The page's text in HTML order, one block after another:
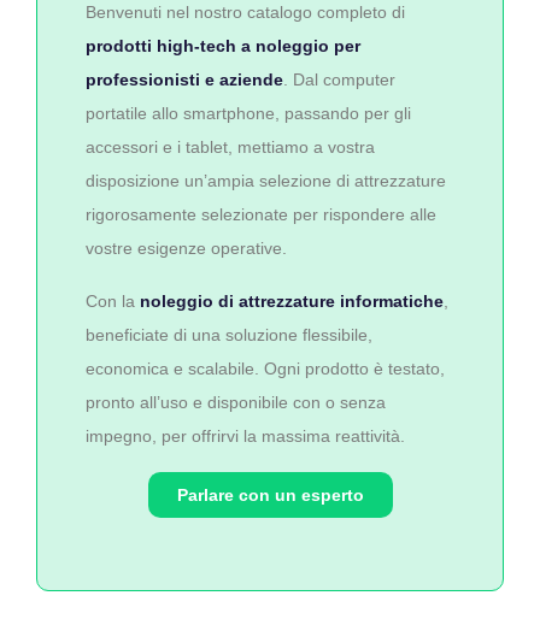
Benvenuti nel nostro catalogo completo di
prodotti high-tech a noleggio per
professionisti e aziende . Dal computer
portatile allo smartphone, passando per gli
accessori e i tablet, mettiamo a vostra
disposizione un’ampia selezione di attrezzature
rigorosamente selezionate per rispondere alle
vostre esigenze operative.
Con la noleggio di attrezzature informatiche
beneficiate di una soluzione flessibile,
economica e scalabile. Ogni prodotto è testato,
pronto all’uso e disponibile con o senza
impegno, per offrirvi la massima reattività.
Parlare con un esperto